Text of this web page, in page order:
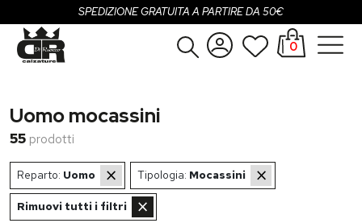
SPEDIZIONE GRATUITA A PARTIRE DA 50€
Uomo
Bambina
Bambino
Registrati
0
Uomo mocassini
55 prodotti
Reparto: Uomo × Tipologia: Mocassini ×
Rimuovi tutti i filtri ×